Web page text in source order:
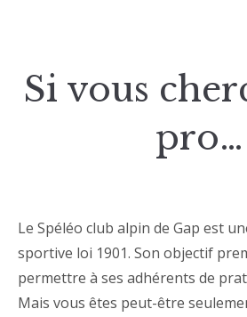
Si vous
pro…
Le Spéléo club alpin de Gap est
sportive loi 1901. Son objectif
permettre à ses adhérents de
Mais vous êtes peut-être